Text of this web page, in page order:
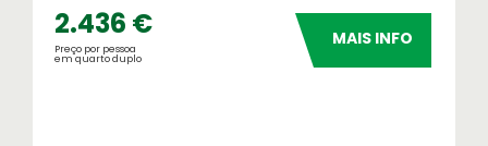
2.436 €
Preço por pessoa
em quarto duplo
MAIS INFO